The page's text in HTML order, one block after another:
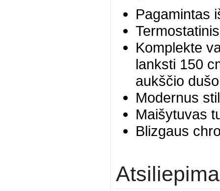
Pagamintas
Komplekte
lanksti 150
aukščio
Modernus
Maišytuvas
Blizgaus